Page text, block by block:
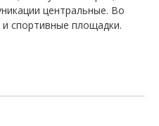
центральные. Во
спортивные площадки.